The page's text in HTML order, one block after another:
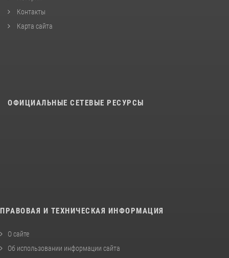
Контакты
Карта сайта
ОФИЦИАЛЬНЫЕ СЕТЕВЫЕ РЕСУРСЫ
ПРАВОВАЯ И ТЕХНИЧЕСКАЯ ИНФОРМАЦИЯ
О сайте
Об использовании информации сайта